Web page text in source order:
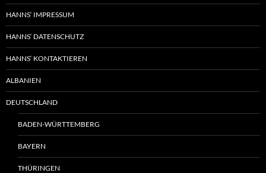
HANNS‘ IMPRESSUM
HANNS‘ DATENSCHUTZ
HANNS‘ KONTAKTIEREN
ALBANIEN
DEUTSCHLAND
BADEN-WÜRTTEMBERG
BAYERN
THÜRINGEN